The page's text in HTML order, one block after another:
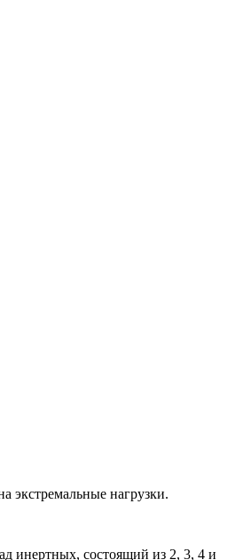
экстремальные нагрузки.
инертных, состоящий из 2, 3, 4 и